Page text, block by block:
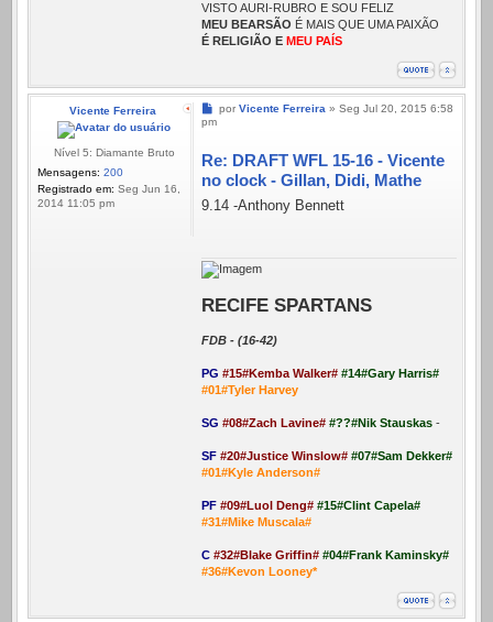
VISTO AURI-RUBRO E SOU FELIZ
MEU BEARSÃO É MAIS QUE UMA PAIXÃO
É RELIGIÃO E MEU PAÍS
Vicente Ferreira
Nível 5: Diamante Bruto
Mensagens: 200
Registrado em: Seg Jun 16,
2014 11:05 pm
Mensagem
por Vicente Ferreira » Seg Jul 20, 2015 6:58
pm
Re: DRAFT WFL 15-16 - Vicente
no clock - Gillan, Didi, Mathe
9.14 -Anthony Bennett
RECIFE SPARTANS
FDB - (16-42)
PG #15#Kemba Walker# #14#Gary Harris#
#01#Tyler Harvey
SG #08#Zach Lavine# #??#Nik Stauskas -
SF #20#Justice Winslow# #07#Sam Dekker#
#01#Kyle Anderson#
PF #09#Luol Deng# #15#Clint Capela#
#31#Mike Muscala#
C #32#Blake Griffin# #04#Frank Kaminsky#
#36#Kevon Looney*